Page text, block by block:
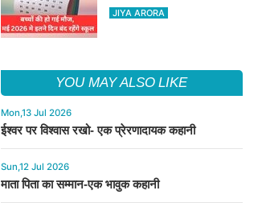
इतने दिन बंद रहेंगे स्कूल
JIYA ARORA
YOU MAY ALSO LIKE
Mon,13 Jul 2026
ईश्वर पर विश्वास रखो- एक प्रेरणादायक कहानी
Sun,12 Jul 2026
माता पिता का सम्मान-एक भावुक कहानी